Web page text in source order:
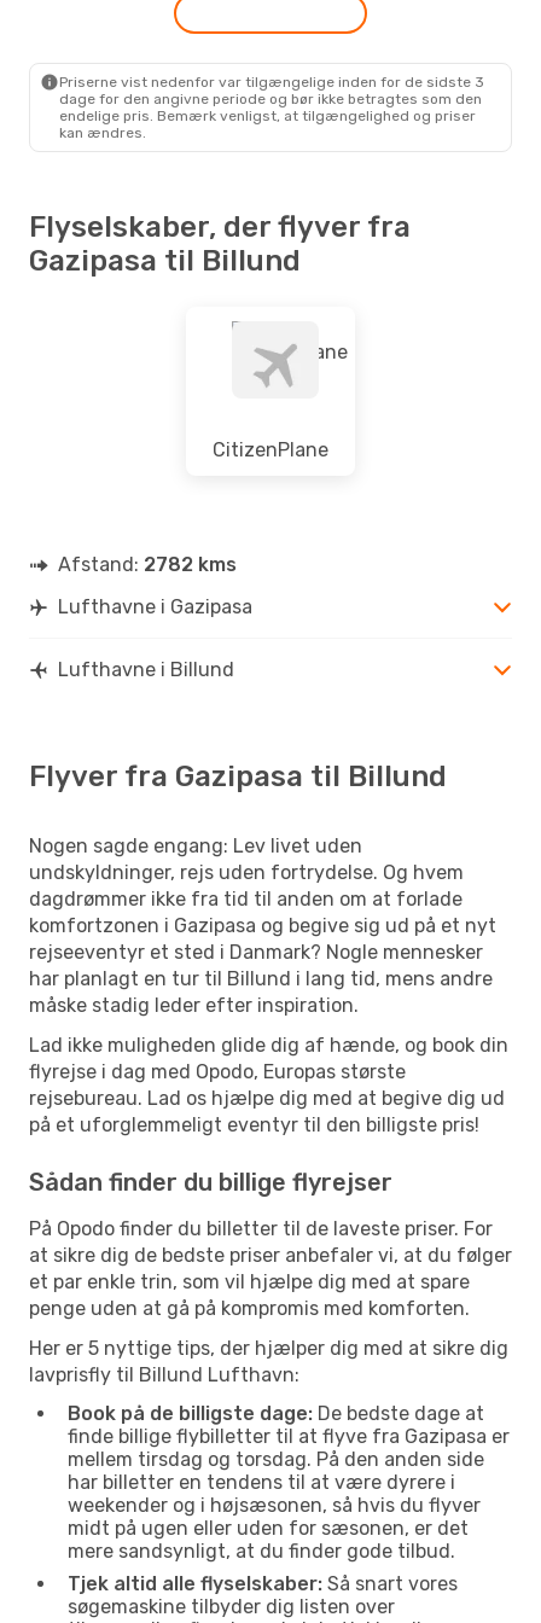
Priserne vist nedenfor var tilgængelige inden for de sidste 3
dage for den angivne periode og bør ikke betragtes som den
endelige pris. Bemærk venligst, at tilgængelighed og priser
kan ændres.
Flyselskaber, der flyver fra
Gazipasa til Billund
CitizenPlane
Afstand: 2782 kms
Lufthavne i Gazipasa
Lufthavne i Billund
Flyver fra Gazipasa til Billund
Nogen sagde engang: Lev livet uden
undskyldninger, rejs uden fortrydelse. Og hvem
dagdrømmer ikke fra tid til anden om at forlade
komfortzonen i Gazipasa og begive sig ud på et nyt
rejseeventyr et sted i Danmark? Nogle mennesker
har planlagt en tur til Billund i lang tid, mens andre
måske stadig leder efter inspiration.
Lad ikke muligheden glide dig af hænde, og book din
flyrejse i dag med Opodo, Europas største
rejsebureau. Lad os hjælpe dig med at begive dig ud
på et uforglemmeligt eventyr til den billigste pris!
Sådan finder du billige flyrejser
På Opodo finder du billetter til de laveste priser. For
at sikre dig de bedste priser anbefaler vi, at du følger
et par enkle trin, som vil hjælpe dig med at spare
penge uden at gå på kompromis med komforten.
Her er 5 nyttige tips, der hjælper dig med at sikre dig
lavprisfly til Billund Lufthavn:
Book på de billigste dage: De bedste dage at
finde billige flybilletter til at flyve fra Gazipasa er
mellem tirsdag og torsdag. På den anden side
har billetter en tendens til at være dyrere i
weekender og i højsæsonen, så hvis du flyver
midt på ugen eller uden for sæsonen, er det
mere sandsynligt, at du finder gode tilbud.
Tjek altid alle flyselskaber: Så snart vores
søgemaskine tilbyder dig listen over